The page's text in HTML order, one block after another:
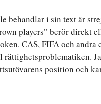
behandlar i sin text är
players” berör direkt
CAS, FIFA och
position och